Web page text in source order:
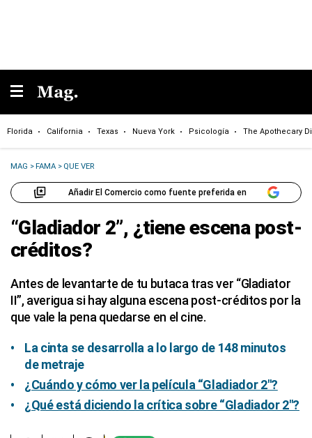
Florida California Texas Nueva York Psicología The Apothecary
MAG >FAMA > QUE VER
Añadir El Comercio como fuente preferida en
“Gladiador 2”, ¿tiene escena post-
créditos?
Antes de levantarte de tu butaca tras ver “Gladiator
II”, averigua si hay alguna escena post-créditos por la
que vale la pena quedarse en el cine.
La cinta se desarrolla a lo largo de 148 minutos
de metraje
¿Cuándo y cómo ver la película “Gladiador 2″?
¿Qué está diciendo la crítica sobre “Gladiador 2″?